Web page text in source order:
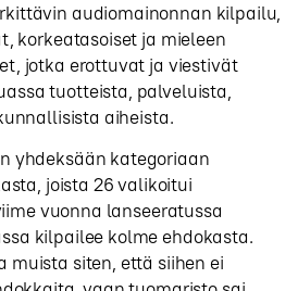
audiomainonnan kilpailu,
korkeatasoiset ja mieleen
jotka erottuvat ja viestivät
tuotteista, palveluista,
aiheista.
yhdeksään kategoriaan
joista 26 valikoitui
vuonna lanseeratussa
kilpailee kolme ehdokasta.
muista siten, että siihen ei